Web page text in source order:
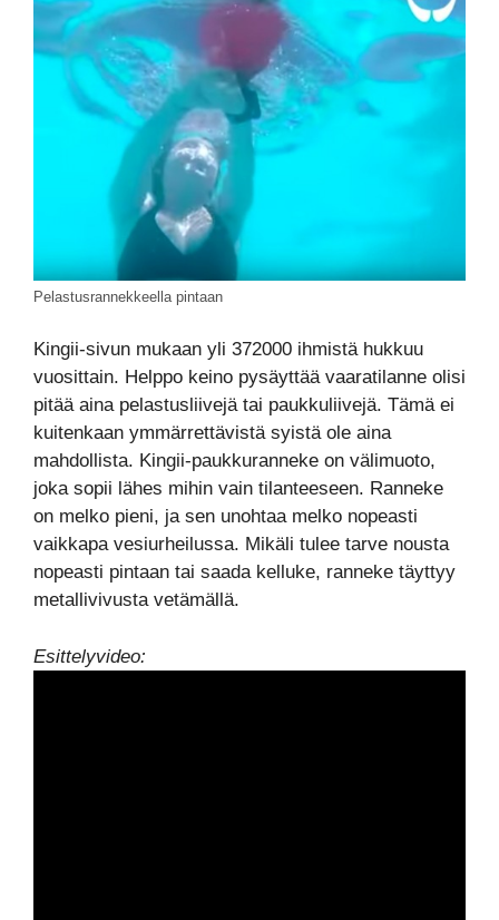
Pelastusrannekkeella pintaan
Kingii-sivun mukaan yli 372000 ihmistä hukkuu
vuosittain. Helppo keino pysäyttää vaaratilanne olisi
pitää aina pelastusliivejä tai paukkuliivejä. Tämä ei
kuitenkaan ymmärrettävistä syistä ole aina
mahdollista. Kingii-paukkuranneke on välimuoto,
joka sopii lähes mihin vain tilanteeseen. Ranneke
on melko pieni, ja sen unohtaa melko nopeasti
vaikkapa vesiurheilussa. Mikäli tulee tarve nousta
nopeasti pintaan tai saada kelluke, ranneke täyttyy
metallivivusta vetämällä.
Esittelyvideo: